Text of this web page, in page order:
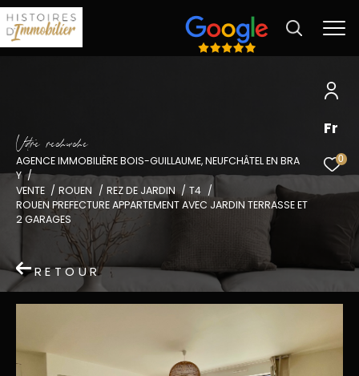
Fr
0
Vore recece
AGENCE IMMOBILIÈRE BOIS-GUILLAUME, NEUFCHÂTEL EN BRA
Y
VENTE
ROUEN REZ DE JARDIN
T4
ROUEN PREFECTURE APPARTEMENT AVEC JARDIN TERRASSE ET
2 GARAGES
RETOUR